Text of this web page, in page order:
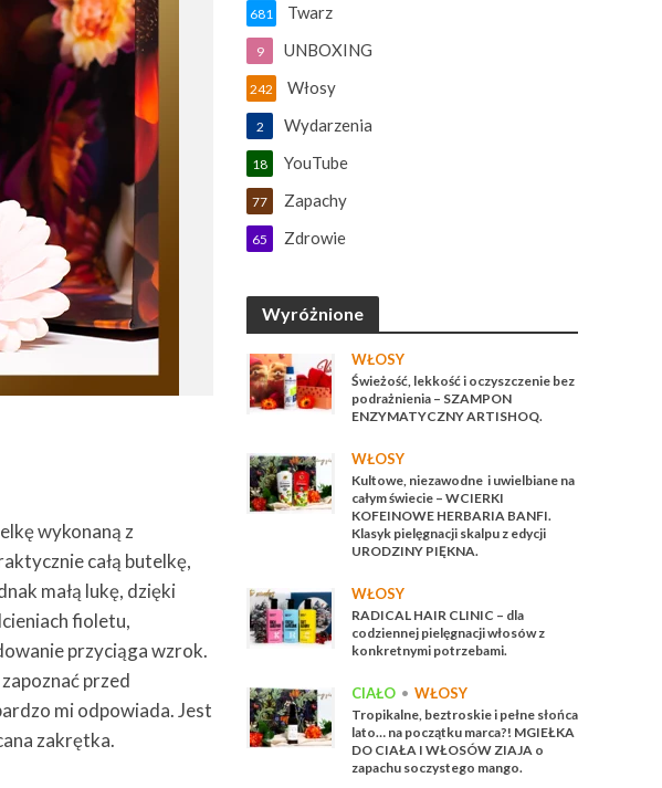
wykonaną z
całą butelkę,
małą lukę, dzięki
fioletu,
przyciąga wzrok.
przed
mi odpowiada. Jest
zakrętka.
Twarz
681
UNBOXING
9
Włosy
242
Wydarzenia
2
YouTube
18
Zapachy
77
Zdrowie
65
Wyróżnione
WŁOSY
Świeżość, lekkość i oczyszczenie bez
podrażnienia – SZAMPON
ENZYMATYCZNY ARTISHOQ.
WŁOSY
Kultowe, niezawodne i uwielbiane na
całym świecie – WCIERKI
KOFEINOWE HERBARIA BANFI.
Klasyk pielęgnacji skalpu z edycji
URODZINY PIĘKNA.
WŁOSY
RADICAL HAIR CLINIC – dla
codziennej pielęgnacji włosów z
konkretnymi potrzebami.
CIAŁO • WŁOSY
Tropikalne, beztroskie i pełne słońca
lato… na początku marca?! MGIEŁKA
DO CIAŁA I WŁOSÓW ZIAJA o
zapachu soczystego mango.